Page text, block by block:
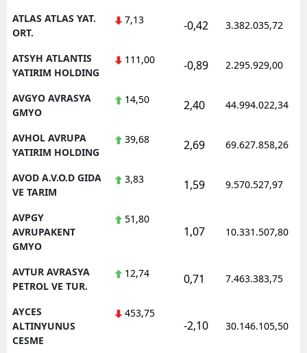
ATLAS ATLAS YAT.
ORT.
7,13 -0,42 3.382.035,72
ATSYH ATLANTIS
YATIRIM HOLDING
111,00 -0,89 2.295.929,00
AVGYO AVRASYA
GMYO
14,50 2,40 44.994.022,34
AVHOL AVRUPA
YATIRIM HOLDING
39,68 2,69 69.627.858,26
AVOD A.V.O.D GIDA
VE TARIM
3,83 1,59 9.570.527,97
AVPGY
AVRUPAKENT
GMYO
51,80
1,07 10.331.507,80
AVTUR AVRASYA
PETROL VE TUR.
12,74 0,71 7.463.383,75
AYCES
ALTINYUNUS
CESME
453,75
-2,10 30.146.105,50